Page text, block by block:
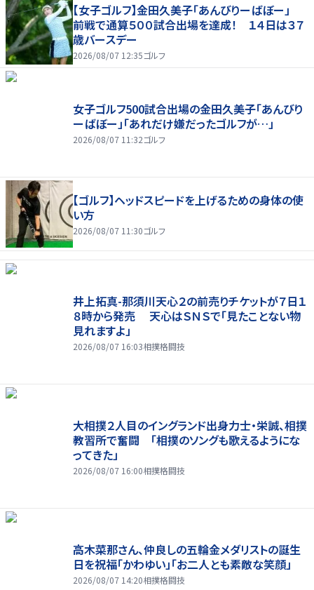
【女子ゴルフ】金田久美子「あんびりーばぼー」
前戦で通算５００試合出場を達成！ １４日は３７
歳バースデー
2026/08/07 12:35ゴルフ
女子ゴルフ500試合出場の金田久美子「あんびり
ーばぼー」「あれだけ嫌だったゴルフが…」
2026/08/07 11:32ゴルフ
【ゴルフ】ヘッドスピードを上げるための身体の使
い方
2026/08/07 11:30ゴルフ
井上拓真-那須川天心２の前売りチケットが７日１
８時から発売 天心はＳＮＳで「見たことない物
見れますよ」
2026/08/07 16:03相撲格闘技
大相撲２人目のイングランド出身力士・栄誠、相撲
教習所で奮闘 「相撲のソングも歌えるようにな
ってきた」
2026/08/07 16:00相撲格闘技
高木菜那さん、仲良しの五輪金メダリストの誕生
日を祝福「かわゆい」「お二人とも素敵な笑顔」
2026/08/07 14:20相撲格闘技